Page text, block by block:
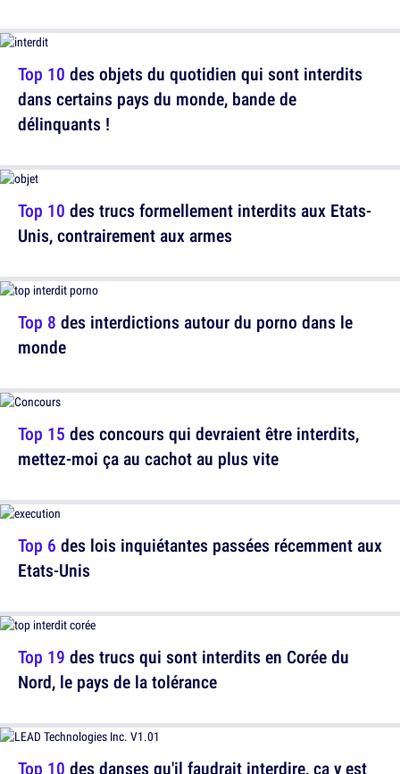
Top 10 des objets du quotidien qui sont interdits
dans certains pays du monde, bande de
délinquants !
Top 8 des interdictions autour du porno dans le
monde
Top 6 des lois inquiétantes passées récemment aux
Etats-Unis
Top 10 des danses qu'il faudrait interdire, ça y est
Top 10 des trucs formellement interdits aux Etats-
Unis, contrairement aux armes
Top 15 des concours qui devraient être interdits,
mettez-moi ça au cachot au plus vite
Top 19 des trucs qui sont interdits en Corée du
Nord, le pays de la tolérance